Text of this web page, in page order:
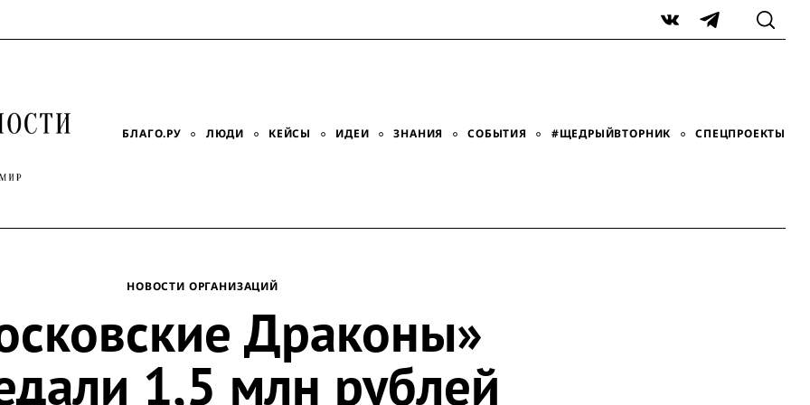
VK Telegram
БЛАГО.РУ ЛЮДИ КЕЙСЫ ИДЕИ ЗНАНИЯ СОБЫТИЯ #ЩЕДРЫЙВТОРНИК СПЕЦПРОЕКТЫ
НОВОСТИ ОРГАНИЗАЦИЙ
Драконы»
1,5 млн рублей